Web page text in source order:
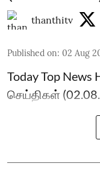
thanthitv
Published on: 02 Aug
Today Top
செய்திகள்